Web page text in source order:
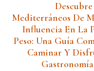
Mediterráneos De
Influencia En La
Peso: Una Guía
Caminar Y